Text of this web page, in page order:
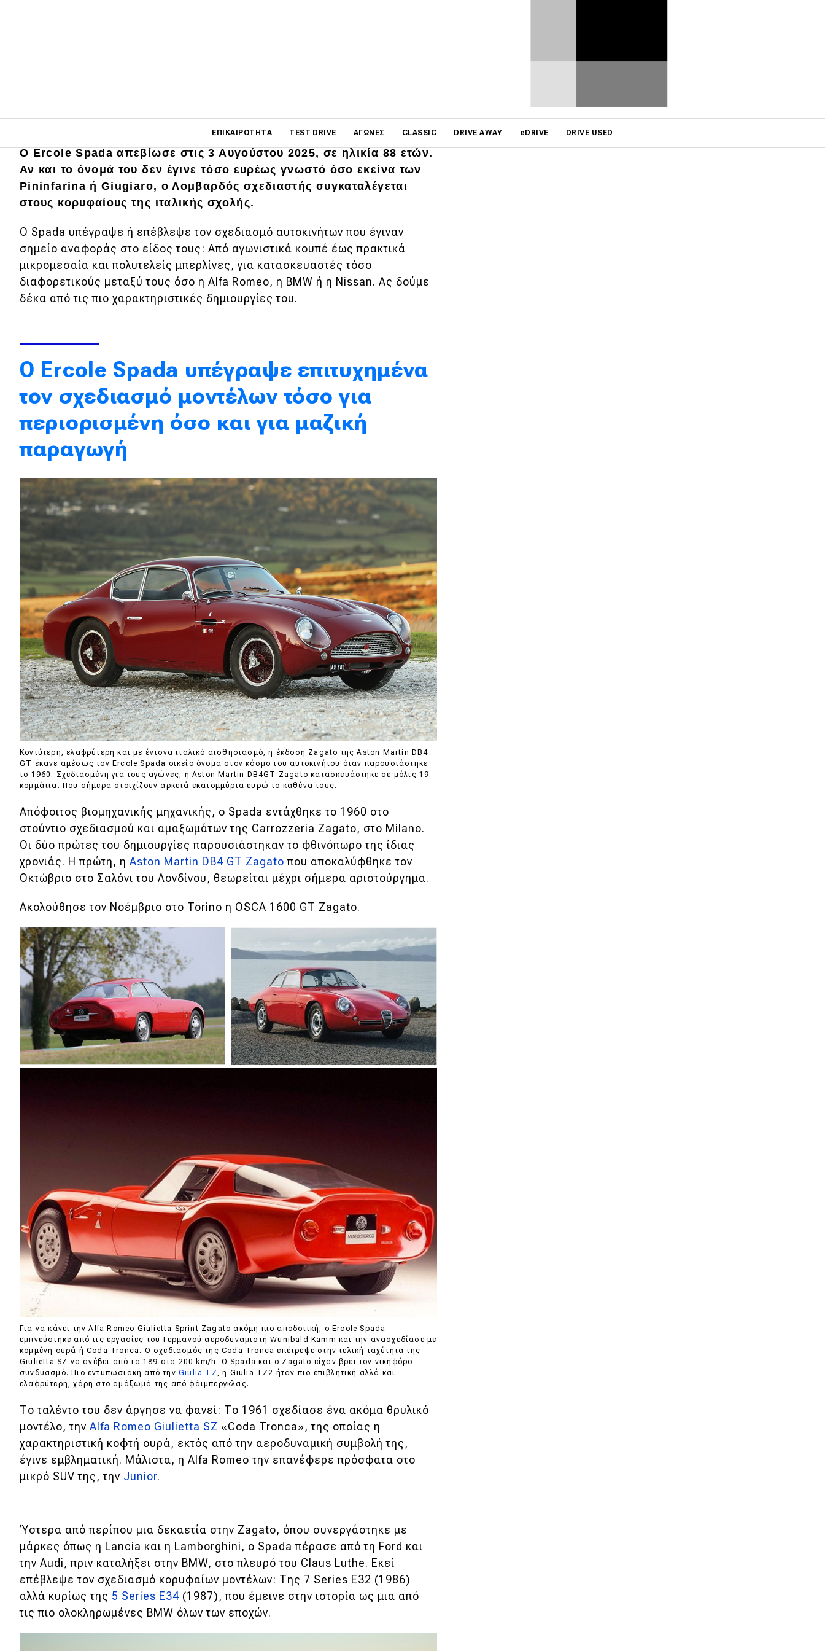
ΕΠΙΚΑΙΡΌΤΗΤΑ TEST DRIVE ΑΓΏΝΕΣ CLASSIC DRIVE AWAY eDRIVE DRIVE USED
Main navigation
Επικαιρότητα
Πρωτότυπα
Ελλάδα
Κόσμος
Αγορά
Test Drive
Δοκιμή
Αποστολή
Συγκρίνουμε
Αγώνες
Formula 1
WRC
Motorsport
Eco
Νέα
Τεχνολογία
Mobility
Σταθμοί φόρτισης
Classic
Νέα
Παρουσιάσεις
DRIVE Away
MOTO
Μεταχειρισμένο
Οδηγός αγοράς
Συμβουλές
eDRIVE
DRIVE USED
Ο Ercole Spada απεβίωσε στις 3 Αυγούστου 2025, σε ηλικία 88 ετών.
Αν και το όνομά του δεν έγινε τόσο ευρέως γνωστό όσο εκείνα των
Pininfarina ή Giugiaro, ο Λομβαρδός σχεδιαστής συγκαταλέγεται
στους κορυφαίους της ιταλικής σχολής.
Ο Spada υπέγραψε ή επέβλεψε τον σχεδιασμό αυτοκινήτων που έγιναν
σημείο αναφοράς στο είδος τους: Από αγωνιστικά κουπέ έως πρακτικά
μικρομεσαία και πολυτελείς μπερλίνες, για κατασκευαστές τόσο
διαφορετικούς μεταξύ τους όσο η Alfa Romeo, η BMW ή η Nissan. Ας δούμε
δέκα από τις πιο χαρακτηριστικές δημιουργίες του.
Ο Ercole Spada υπέγραψε επιτυχημένα
τον σχεδιασμό μοντέλων τόσο για
περιορισμένη όσο και για μαζική
παραγωγή
Κοντύτερη, ελαφρύτερη και με έντονα ιταλικό αισθησιασμό, η έκδοση Zagato της Aston Martin DB4
GT έκανε αμέσως τoν Ercole Spada οικείο όνομα στον κόσμο του αυτοκινήτου όταν παρουσιάστηκε
το 1960. Σχεδιασμένη για τους αγώνες, η Aston Martin DB4GT Zagato κατασκευάστηκε σε μόλις 19
κομμάτια. Που σήμερα στοιχίζουν αρκετά εκατομμύρια ευρώ το καθένα τους.
Απόφοιτος βιομηχανικής μηχανικής, ο Spada εντάχθηκε το 1960 στο
στούντιο σχεδιασμού και αμαξωμάτων της Carrozzeria Zagato, στο Milano.
Οι δύο πρώτες του δημιουργίες παρουσιάστηκαν το φθινόπωρο της ίδιας
χρονιάς. Η πρώτη, η Aston Martin DB4 GT Zagatoπου αποκαλύφθηκε τον
Οκτώβριο στο Σαλόνι του Λονδίνου, θεωρείται μέχρι σήμερα αριστούργημα.
Ακολούθησε τον Νοέμβριο στο Torino η OSCA 1600 GT Zagato.
Για να κάνει την Alfa Romeo Giulietta Sprint Zagato ακόμη πιο αποδοτική, ο Ercole Spada
εμπνεύστηκε από τις εργασίες του Γερμανού αεροδυναμιστή Wunibald Kamm και την ανασχεδίασε με
κομμένη ουρά ή Coda Tronca. Ο σχεδιασμός της Coda Tronca επέτρεψε στην τελική ταχύτητα της
Giulietta SZ να ανέβει από τα 189 στα 200 km/h. Ο Spada και ο Zagato είχαν βρει τον νικηφόρο
συνδυασμό. Πιο εντυπωσιακή από την Giulia TZ, η Giulia TZ2 ήταν πιο επιβλητική αλλά και
ελαφρύτερη, χάρη στο αμάξωμά της από φάιμπεργκλας.
Το ταλέντο του δεν άργησε να φανεί: Tο 1961 σχεδίασε ένα ακόμα θρυλικό
μοντέλο, την Alfa Romeo Giulietta SZ «Coda Tronca», της οποίας η
χαρακτηριστική κοφτή ουρά, εκτός από την αεροδυναμική συμβολή της,
έγινε εμβληματική. Μάλιστα, η Alfa Romeo την επανέφερε πρόσφατα στο
μικρό SUV της, την Junior.
Ύστερα από περίπου μια δεκαετία στην Zagato, όπου συνεργάστηκε με
μάρκες όπως η Lancia και η Lamborghini, ο Spada πέρασε από τη Ford και
την Audi, πριν καταλήξει στην BMW, στο πλευρό του Claus Luthe. Εκεί
επέβλεψε τον σχεδιασμό κορυφαίων μοντέλων: Tης 7 Series E32 (1986)
αλλά κυρίως της 5 Series E34 (1987), που έμεινε στην ιστορία ως μια από
τις πιο ολοκληρωμένες BMW όλων των εποχών.